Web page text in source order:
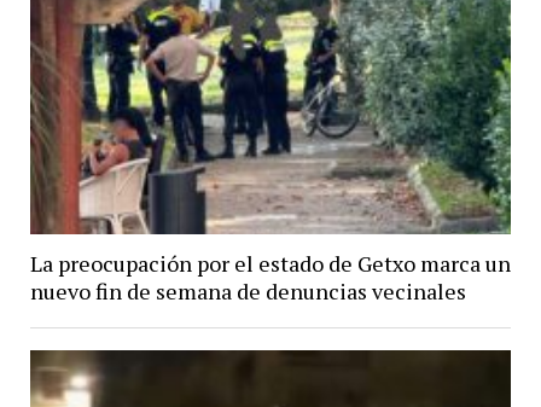
La preocupación por el estado de Getxo marca un
nuevo fin de semana de denuncias vecinales